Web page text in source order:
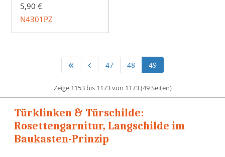
5,90 €
N4301PZ
47 48 49
Zeige 1153 bis 1173 von 1173 (49 Seiten)
Türklinken & Türschilde:
Rosettengarnitur, Langschilde im
Baukasten-Prinzip